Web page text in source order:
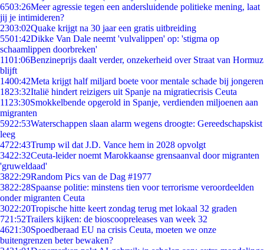
6503:26Meer agressie tegen een andersluidende politieke mening, laat
jij je intimideren?
2303:02Quake krijgt na 30 jaar een gratis uitbreiding
5501:42Dikke Van Dale neemt 'vulvalippen' op: 'stigma op
schaamlippen doorbreken'
1101:06Benzineprijs daalt verder, onzekerheid over Straat van Hormuz
blijft
1400:42Meta krijgt half miljard boete voor mentale schade bij jongeren
1823:32Italië hindert reizigers uit Spanje na migratiecrisis Ceuta
11 23:30Smokkelbende opgerold in Spanje, verdienden miljoenen aan
migranten
5922:53Waterschappen slaan alarm wegens droogte: Gereedschapskist
leeg
4722:43Trump wil dat J.D. Vance hem in 2028 opvolgt
3422:32Ceuta-leider noemt Marokkaanse grensaanval door migranten
'gruweldaad'
3822:29Random Pics van de Dag #1977
3822:28Spaanse politie: minstens tien voor terrorisme veroordeelden
onder migranten Ceuta
3022:20Tropische hitte keert zondag terug met lokaal 32 graden
721:52Trailers kijken: de bioscoopreleases van week 32
4621:30Spoedberaad EU na crisis Ceuta, moeten we onze
buitengrenzen beter bewaken?